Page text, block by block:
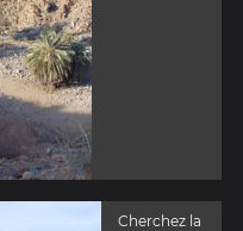
Cherchez la